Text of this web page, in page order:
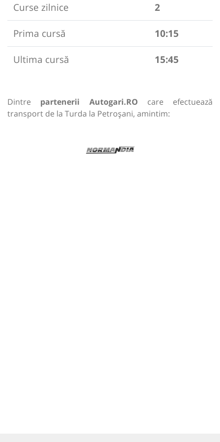
Curse zilnice
2
Prima cursă
10:15
Ultima cursă
15:45
Dintre partenerii Autogari.RO care efectuează
transport de la Turda la Petroșani, amintim: